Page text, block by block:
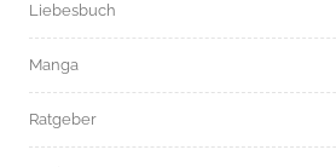
Liebesbuch
Manga
Ratgeber